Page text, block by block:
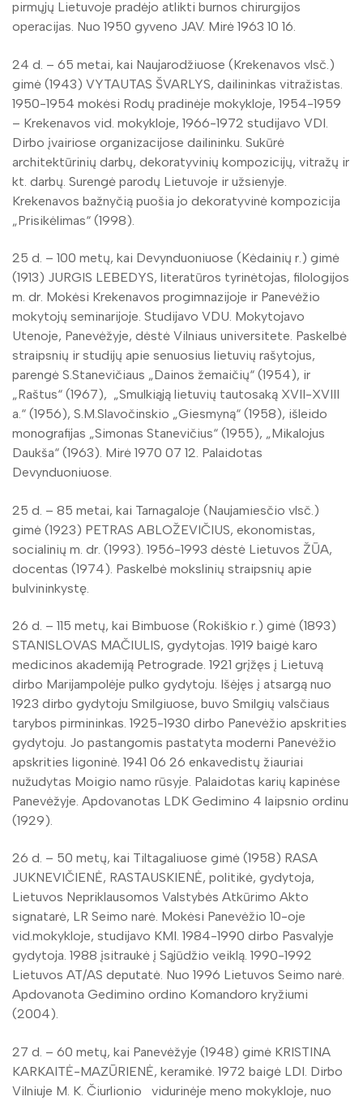
pirmųjų Lietuvoje pradėjo atlikti burnos chirurgijos
operacijas. Nuo 1950 gyveno JAV. Mirė 1963 10 16.
24 d. – 65 metai, kai Naujarodžiuose (Krekenavos vlsč.)
gimė (1943) VYTAUTAS ŠVARLYS, dailininkas vitražistas.
1950-1954 mokėsi Rodų pradinėje mokykloje, 1954-1959
– Krekenavos vid. mokykloje, 1966-1972 studijavo VDI.
Dirbo įvairiose organizacijose dailininku. Sukūrė
architektūrinių darbų, dekoratyvinių kompozicijų, vitražų ir
kt. darbų. Surengė parodų Lietuvoje ir užsienyje.
Krekenavos bažnyčią puošia jo dekoratyvinė kompozicija
„Prisikėlimas“ (1998).
25 d. – 100 metų, kai Devynduoniuose (Kėdainių r.) gimė
(1913) JURGIS LEBEDYS, literatūros tyrinėtojas, filologijos
m. dr. Mokėsi Krekenavos progimnazijoje ir Panevėžio
mokytojų seminarijoje. Studijavo VDU. Mokytojavo
Utenoje, Panevėžyje, dėstė Vilniaus universitete. Paskelbė
straipsnių ir studijų apie senuosius lietuvių rašytojus,
parengė S.Stanevičiaus „Dainos žemaičių“ (1954), ir
„Raštus“ (1967), „Smulkiąją lietuvių tautosaką XVII-XVIII
a.“ (1956), S.M.Slavočinskio „Giesmyną“ (1958), išleido
monografijas „Simonas Stanevičius“ (1955), „Mikalojus
Daukša“ (1963). Mirė 1970 07 12. Palaidotas
Devynduoniuose.
25 d. – 85 metai, kai Tarnagaloje (Naujamiesčio vlsč.)
gimė (1923) PETRAS ABLOŽEVIČIUS, ekonomistas,
socialinių m. dr. (1993). 1956-1993 dėstė Lietuvos ŽŪA,
docentas (1974). Paskelbė mokslinių straipsnių apie
bulvininkystę.
26 d. – 115 metų, kai Bimbuose (Rokiškio r.) gimė (1893)
STANISLOVAS MAČIULIS, gydytojas. 1919 baigė karo
medicinos akademiją Petrograde. 1921 grįžęs į Lietuvą
dirbo Marijampolėje pulko gydytoju. Išėjęs į atsargą nuo
1923 dirbo gydytoju Smilgiuose, buvo Smilgių valsčiaus
tarybos pirmininkas. 1925-1930 dirbo Panevėžio apskrities
gydytoju. Jo pastangomis pastatyta moderni Panevėžio
apskrities ligoninė. 1941 06 26 enkavedistų žiauriai
nužudytas Moigio namo rūsyje. Palaidotas karių kapinėse
Panevėžyje. Apdovanotas LDK Gedimino 4 laipsnio ordinu
(1929).
26 d. – 50 metų, kai Tiltagaliuose gimė (1958) RASA
JUKNEVIČIENĖ, RASTAUSKIENĖ, politikė, gydytoja,
Lietuvos Nepriklausomos Valstybės Atkūrimo Akto
signatarė, LR Seimo narė. Mokėsi Panevėžio 10-oje
vid.mokykloje, studijavo KMI. 1984-1990 dirbo Pasvalyje
gydytoja. 1988 įsitraukė į Sąjūdžio veiklą. 1990-1992
Lietuvos AT/AS deputatė. Nuo 1996 Lietuvos Seimo narė.
Apdovanota Gedimino ordino Komandoro kryžiumi
(2004).
27 d. – 60 metų, kai Panevėžyje (1948) gimė KRISTINA
KARKAITĖ-MAZŪRIENĖ, keramikė. 1972 baigė LDI. Dirbo
Vilniuje M. K. Čiurlionio vidurinėje meno mokykloje, nuo